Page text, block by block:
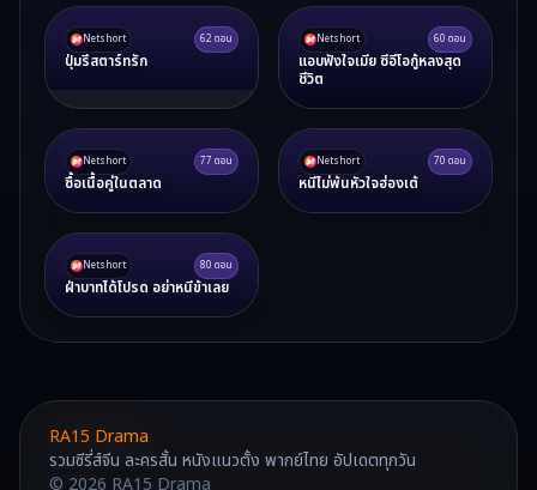
Netshort 62 ตอน
ปุ่มรีสตาร์ทรัก
Netshort 60 ตอน
แอบฟังใจเมีย ซีอีโอกู้หลงสุด
ชีวิต
Netshort 77 ตอน
ซื้อเนื้อคู่ในตลาด
Netshort 70 ตอน
หนีไม่พ้นหัวใจฮ่องเต้
Netshort 80 ตอน
ฝ่าบาทได้โปรด อย่าหนีข้าเลย
RA15 Drama
รวมซีรี่ส์จีน ละครสั้น หนังแนวตั้ง พากย์ไทย อัปเดตทุกวัน
© 2026 RA15 Drama